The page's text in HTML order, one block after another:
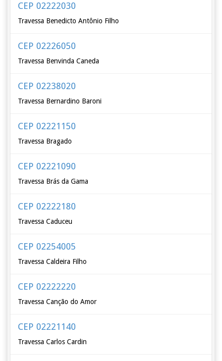
CEP 02222030
Travessa Benedicto Antônio Filho
CEP 02226050
Travessa Benvinda Caneda
CEP 02238020
Travessa Bernardino Baroni
CEP 02221150
Travessa Bragado
CEP 02221090
Travessa Brás da Gama
CEP 02222180
Travessa Caduceu
CEP 02254005
Travessa Caldeira Filho
CEP 02222220
Travessa Canção do Amor
CEP 02221140
Travessa Carlos Cardin